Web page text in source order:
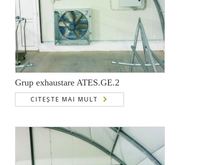
Grup exhaustare ATES.GE.2
CITEȘTE MAI MULT